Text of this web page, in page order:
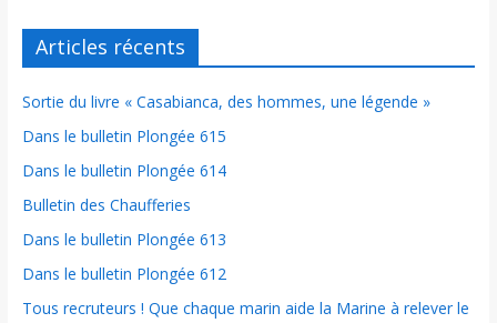
Articles récents
Sortie du livre « Casabianca, des hommes, une légende »
Dans le bulletin Plongée 615
Dans le bulletin Plongée 614
Bulletin des Chaufferies
Dans le bulletin Plongée 613
Dans le bulletin Plongée 612
Tous recruteurs ! Que chaque marin aide la Marine à relever le